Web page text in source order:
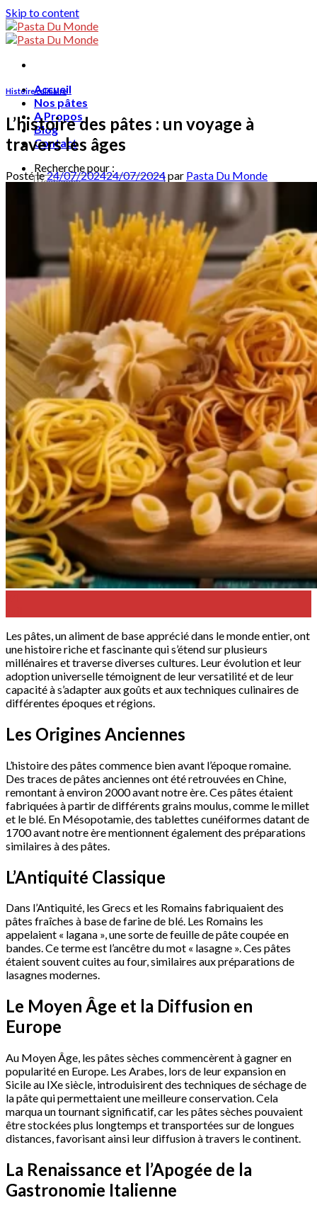
Skip to content
Accueil
Nos pâtes
A Propos
Blog
Contact
Recherche pour :
Français
English
Français
ไทย
0฿
Histoire culinaire
L’histoire des pâtes : un voyage à
travers les âges
Posté le24/07/202424/07/2024par Pasta Du Monde
Les pâtes, un aliment de base apprécié dans le monde entier, ont
une histoire riche et fascinante qui s’étend sur plusieurs
millénaires et traverse diverses cultures. Leur évolution et leur
adoption universelle témoignent de leur versatilité et de leur
capacité à s’adapter aux goûts et aux techniques culinaires de
différentes époques et régions.
Les Origines Anciennes
L’histoire des pâtes commence bien avant l’époque romaine.
Des traces de pâtes anciennes ont été retrouvées en Chine,
remontant à environ 2000 avant notre ère. Ces pâtes étaient
fabriquées à partir de différents grains moulus, comme le millet
et le blé. En Mésopotamie, des tablettes cunéiformes datant de
1700 avant notre ère mentionnent également des préparations
similaires à des pâtes.
L’Antiquité Classique
Dans l’Antiquité, les Grecs et les Romains fabriquaient des
pâtes fraîches à base de farine de blé. Les Romains les
appelaient « lagana », une sorte de feuille de pâte coupée en
bandes. Ce terme est l’ancêtre du mot « lasagne ». Ces pâtes
étaient souvent cuites au four, similaires aux préparations de
lasagnes modernes.
Le Moyen Âge et la Diffusion en
Europe
Au Moyen Âge, les pâtes sèches commencèrent à gagner en
popularité en Europe. Les Arabes, lors de leur expansion en
Sicile au IXe siècle, introduisirent des techniques de séchage de
la pâte qui permettaient une meilleure conservation. Cela
marqua un tournant significatif, car les pâtes sèches pouvaient
être stockées plus longtemps et transportées sur de longues
distances, favorisant ainsi leur diffusion à travers le continent.
La Renaissance et l’Apogée de la
Gastronomie Italienne